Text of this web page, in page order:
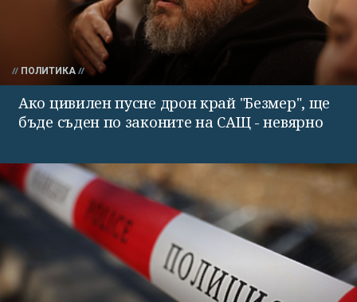
ПОЛИТИКА
Ако цивилен пусне дрон край "Безмер", ще
бъде съден по законите на САЩ - невярно